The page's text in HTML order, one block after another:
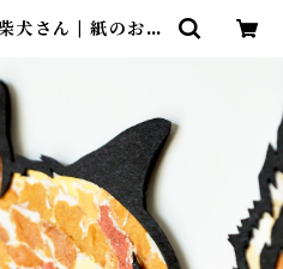
さん | 紙のおく